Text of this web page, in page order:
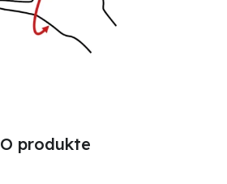
O produkte